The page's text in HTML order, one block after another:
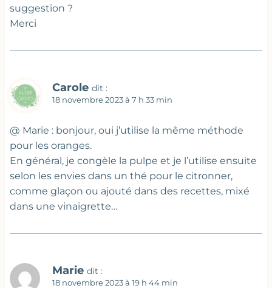
suggestion ?
Merci
Carole dit :
18 novembre 2023 à 7 h 33 min
@ Marie : bonjour, oui j’utilise la même méthode
pour les oranges.
En général, je congèle la pulpe et je l’utilise ensuite
selon les envies dans un thé pour le citronner,
comme glaçon ou ajouté dans des recettes, mixé
dans une vinaigrette…
Marie dit :
18 novembre 2023 à 19 h 44 min